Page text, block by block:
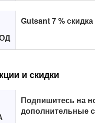
Gutsant 7 %
и скидки
Подпишитесь на
дополнительные